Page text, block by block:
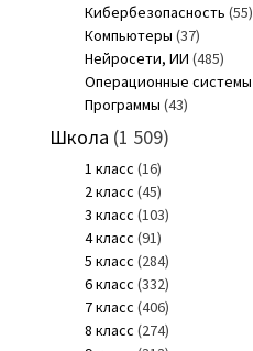
Кибербезопасность (55)
Компьютеры (37)
Нейросети, ИИ (485)
Операционные системы
Программы (43)
Школа (1 509)
1 класс (16)
2 класс (45)
3 класс (103)
4 класс (91)
5 класс (284)
6 класс (332)
7 класс (406)
8 класс (274)